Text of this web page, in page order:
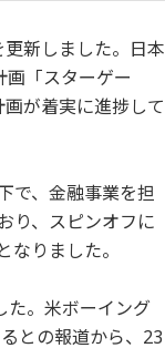
新しました。日本
「スターゲー
が着実に進捗して
で、金融事業を担
り、スピンオフに
りました。
た。米ボーイング
との報道から、23